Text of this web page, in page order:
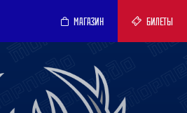
МАГАЗИН БИЛЕТЫ